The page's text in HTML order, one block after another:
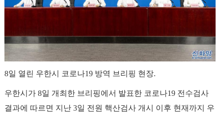
8일 열린 우한시 코로나19 방역 브리핑 현장.
우한시가 8일 개최한 브리핑에서 발표한 코로나19 전수검사
결과에 따르면 지난 3일 전원 핵산검사 개시 이후 현재까지 우